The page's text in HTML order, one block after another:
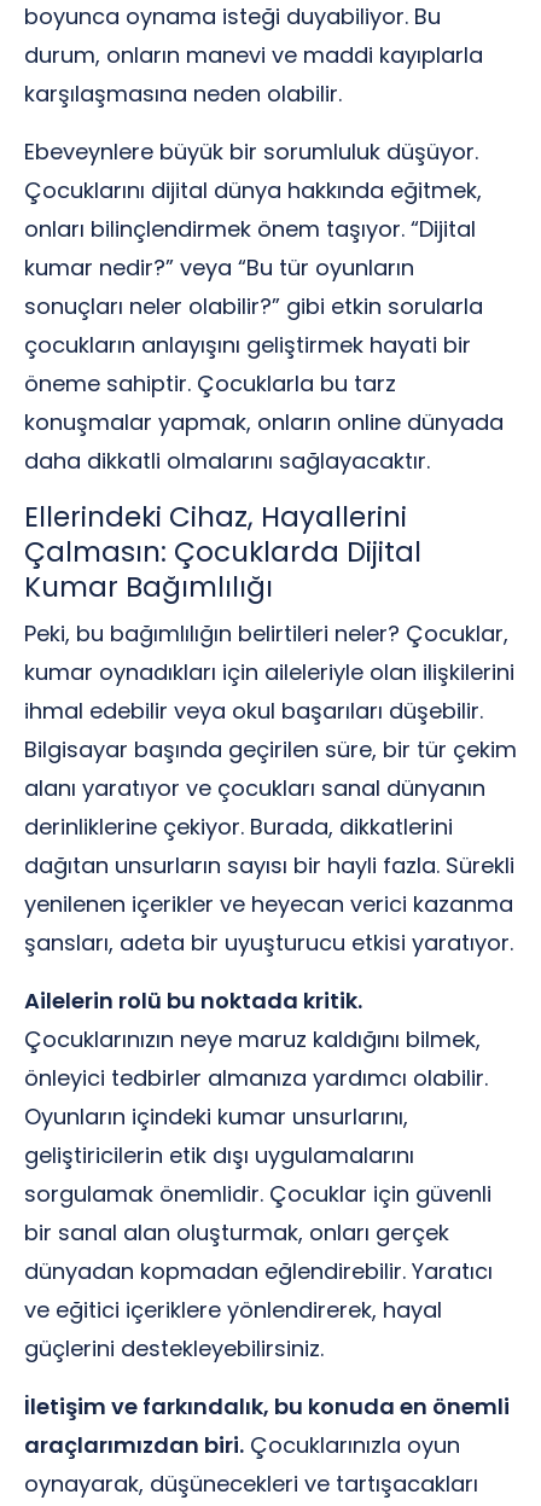
boyunca oynama isteği duyabiliyor. Bu
durum, onların manevi ve maddi kayıplarla
karşılaşmasına neden olabilir.
Ebeveynlere büyük bir sorumluluk düşüyor.
Çocuklarını dijital dünya hakkında eğitmek,
onları bilinçlendirmek önem taşıyor. “Dijital
kumar nedir?” veya “Bu tür oyunların
sonuçları neler olabilir?” gibi etkin sorularla
çocukların anlayışını geliştirmek hayati bir
öneme sahiptir. Çocuklarla bu tarz
konuşmalar yapmak, onların online dünyada
daha dikkatli olmalarını sağlayacaktır.
Ellerindeki Cihaz, Hayallerini
Çalmasın: Çocuklarda Dijital
Kumar Bağımlılığı
Peki, bu bağımlılığın belirtileri neler? Çocuklar,
kumar oynadıkları için aileleriyle olan ilişkilerini
ihmal edebilir veya okul başarıları düşebilir.
Bilgisayar başında geçirilen süre, bir tür çekim
alanı yaratıyor ve çocukları sanal dünyanın
derinliklerine çekiyor. Burada, dikkatlerini
dağıtan unsurların sayısı bir hayli fazla. Sürekli
yenilenen içerikler ve heyecan verici kazanma
şansları, adeta bir uyuşturucu etkisi yaratıyor.
Ailelerin rolü bu noktada kritik.
Çocuklarınızın neye maruz kaldığını bilmek,
önleyici tedbirler almanıza yardımcı olabilir.
Oyunların içindeki kumar unsurlarını,
geliştiricilerin etik dışı uygulamalarını
sorgulamak önemlidir. Çocuklar için güvenli
bir sanal alan oluşturmak, onları gerçek
dünyadan kopmadan eğlendirebilir. Yaratıcı
ve eğitici içeriklere yönlendirerek, hayal
güçlerini destekleyebilirsiniz.
İletişim ve farkındalık, bu konuda en önemli
araçlarımızdan biri. Çocuklarınızla oyun
oynayarak, düşünecekleri ve tartışacakları